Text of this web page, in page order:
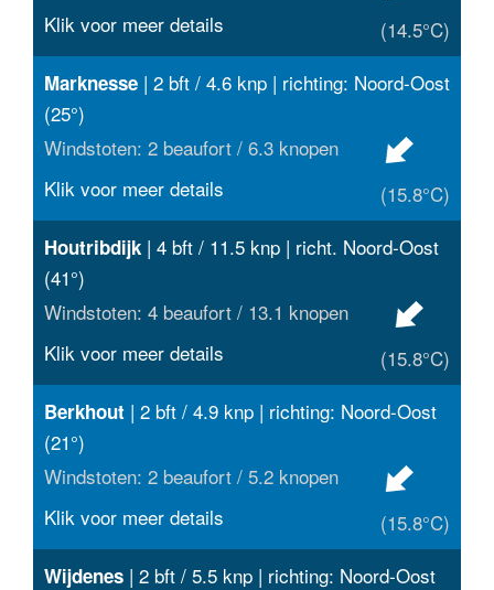
(14.5°C)
Klik voor meer details
Marknesse | 2 bft / 4.6 knp | richting: Noord-Oost
(25°)
Windstoten: 2 beaufort / 6.3 knopen
(15.8°C)
Klik voor meer details
Houtribdijk | 4 bft / 11.5 knp | richt. Noord-Oost
(41°)
Windstoten: 4 beaufort / 13.1 knopen
(15.8°C)
Klik voor meer details
Berkhout | 2 bft / 4.9 knp | richting: Noord-Oost
(21°)
Windstoten: 2 beaufort / 5.2 knopen
(15.8°C)
Klik voor meer details
Wijdenes | 2 bft / 5.5 knp | richting: Noord-Oost